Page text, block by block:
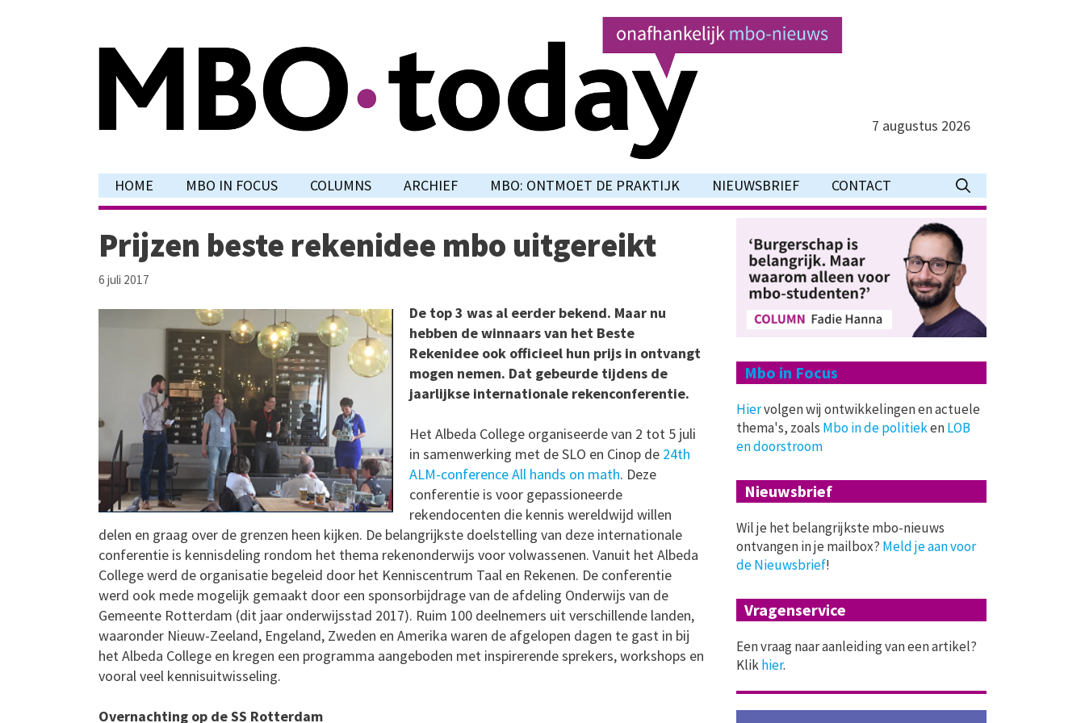
7 augustus 2026
HOME MBO IN FOCUS COLUMNS ARCHIEF MBO: ONTMOET DE PRAKTIJK NIEUWSBRIEF CONTACT
Prijzen beste rekenidee mbo uitgereikt
6 juli 2017
De top 3 was al eerder bekend. Maar nu
hebben de winnaars van het Beste
Rekenidee ook officieel hun prijs in ontvangt
mogen nemen. Dat gebeurde tijdens de
jaarlijkse internationale rekenconferentie.
Het Albeda College organiseerde van 2 tot 5 juli
in samenwerking met de SLO en Cinop de 24th
ALM-conference All hands on math. Deze
conferentie is voor gepassioneerde
rekendocenten die kennis wereldwijd willen
delen en graag over de grenzen heen kijken. De belangrijkste doelstelling van deze internationale
conferentie is kennisdeling rondom het thema rekenonderwijs voor volwassenen. Vanuit het Albeda
College werd de organisatie begeleid door het Kenniscentrum Taal en Rekenen. De conferentie
werd ook mede mogelijk gemaakt door een sponsorbijdrage van de afdeling Onderwijs van de
Gemeente Rotterdam (dit jaar onderwijsstad 2017). Ruim 100 deelnemers uit verschillende landen,
waaronder Nieuw-Zeeland, Engeland, Zweden en Amerika waren de afgelopen dagen te gast in bij
het Albeda College en kregen een programma aangeboden met inspirerende sprekers, workshops en
vooral veel kennisuitwisseling.
Overnachting op de SS Rotterdam
Mbo in Focus
Hiervolgen wij ontwikkelingen en actuele
thema's, zoals Mbo in de politiekenLOB
en doorstroom
Nieuwsbrief
Wil je het belangrijkste mbo-nieuws
ontvangen in je mailbox? Meld je aan voor
de Nieuwsbrief!
Vragenservice
Een vraag naar aanleiding van een artikel?
Klikhier.